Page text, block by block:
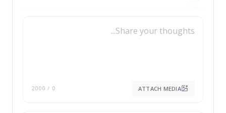
ATTACH MEDIA
0
/ 2000